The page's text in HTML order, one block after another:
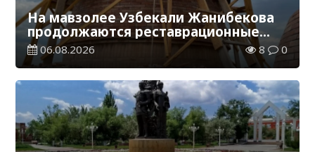
На мавзолее Узбекали Жанибекова
продолжаются реставрационные
работы
06.08.2026 8 0